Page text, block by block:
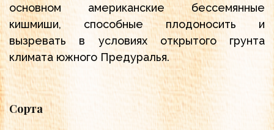
основном американские бессемянные
кишмиши, способные плодоносить и
вызревать в условиях открытого грунта
климата южного Предуралья.
Сорта